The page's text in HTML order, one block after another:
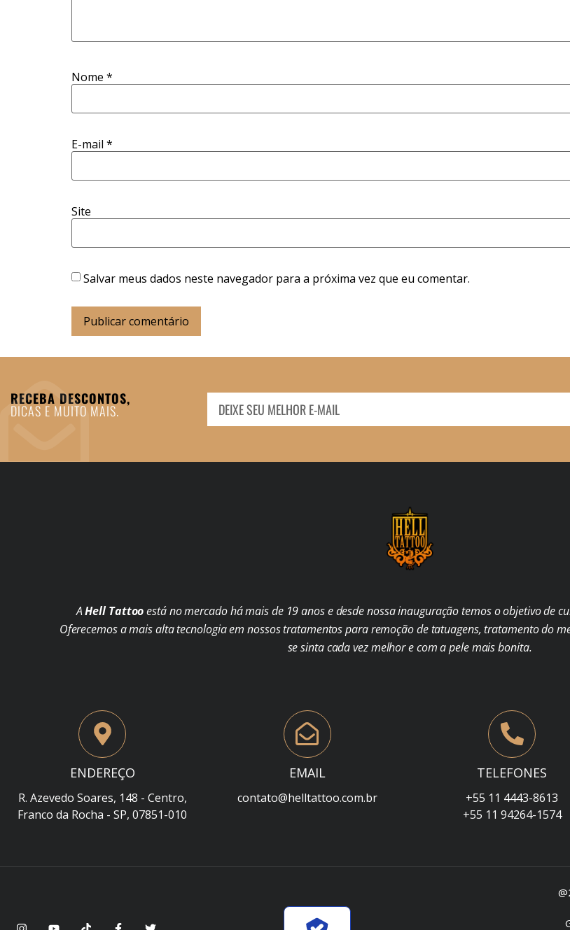
Nome *
E-mail *
Site
Salvar meus dados neste navegador para a próxima vez que eu comentar.
RECEBA DESCONTOS,
DICAS E MUITO MAIS.
AHell Tattooestá no mercado há mais de 19 anos e desde nossa inauguração temos o objetivo de
Oferecemos a mais alta tecnologia em nossos tratamentos para remoção de tatuagens, tratamento do
se sinta cada vez melhor e com a pele mais bonita.
ENDEREÇO
R. Azevedo Soares, 148 - Centro,
Franco da Rocha - SP, 07851-010
EMAIL
contato@helltattoo.com.br
TELEFONES
+55 11 4443-8613
+55 11 94264-1574